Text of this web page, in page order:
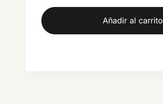
Añadir al carrito